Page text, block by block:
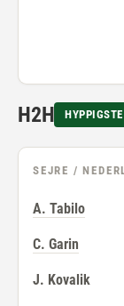
H2H
SEJRE /
A. Tabilo
C. Garin
J. Kovalik